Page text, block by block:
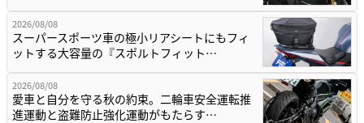
2026/08/08
スーパースポーツ車の極小リアシートにもフィ
ットする大容量の『スポルトフィット…
2026/08/08
愛車と自分を守る秋の約束。二輪車安全運転推
進運動と盗難防止強化運動がもたらす…